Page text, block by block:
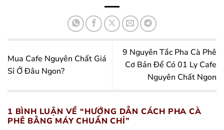
Mua Cafe Nguyên Chất Giá
Sỉ Ở Đâu Ngon?
9 Nguyên Tắc Pha Cà Phê
Cơ Bản Để Có 01 Ly Cafe
Nguyên Chất Ngon
1 BÌNH LUẬN VỀ “HƯỚNG DẪN CÁCH PHA CÀ
PHÊ BẰNG MÁY CHUẨN CHỈ”